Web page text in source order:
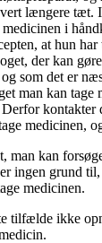
længere tæt.
medicinen i
at hun
der kan
som det er
man kan tage
kontakter
medicinen,
man kan
ingen grund
medicinen.
tilfælde ikke